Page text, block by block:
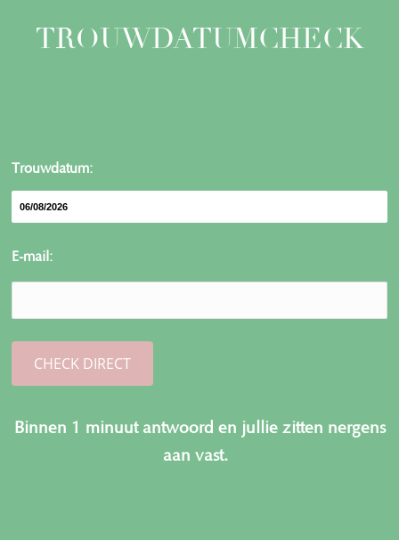
TROUWDATUMCHECK
Trouwdatum:
E-mail:
Binnen 1 minuut antwoord en jullie zitten nergens
aan vast.